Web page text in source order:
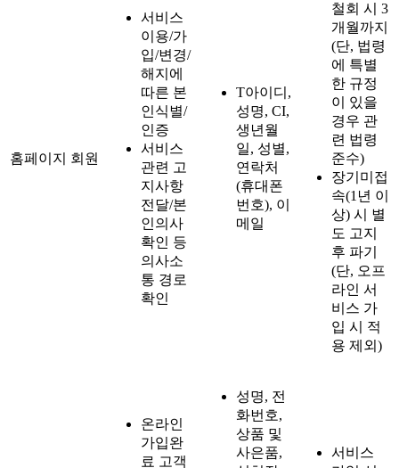
홈페이지 회원
서비스
이용/가
입/변경/
해지에
따른 본
인식별/
인증
서비스
관련 고
지사항
전달/본
인의사
확인 등
의사소
통 경로
확인
T아이디,
성명, CI,
생년월
일, 성별,
연락처
(휴대폰
번호), 이
메일
철회 시 3
개월까지
(단, 법령
에 특별
한 규정
이 있을
경우 관
련 법령
준수)
장기미접
속(1년 이
상) 시 별
도 고지
후 파기
(단, 오프
라인 서
비스 가
입 시 적
용 제외)
온라인
가입완
료 고객
성명, 전
화번호,
상품 및
사은품,
서비스